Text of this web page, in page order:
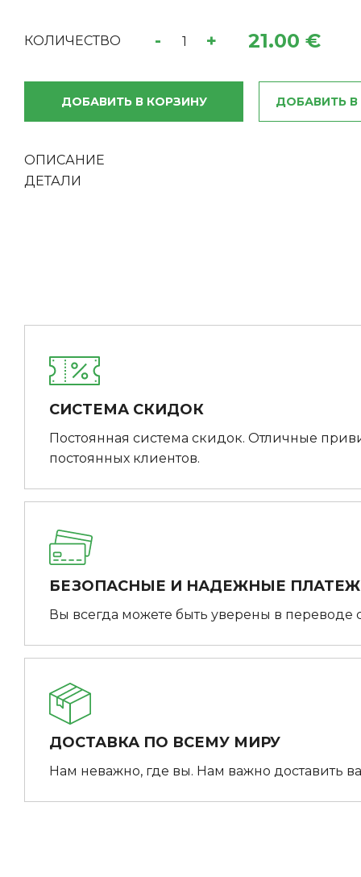
КОЛИЧЕСТВО - + 21.00 €
ДОБАВИТЬ В КОРЗИНУ ДОБАВИТЬ
ОПИСАНИЕ
ДЕТАЛИ
СИСТЕМА СКИДОК
Постоянная система скидок. Отличные
постоянных клиентов.
БЕЗОПАСНЫЕ И НАДЕЖНЫЕ
Вы всегда можете быть уверены в переводе
ДОСТАВКА ПО ВСЕМУ МИРУ
Нам неважно, где вы. Нам важно доставить